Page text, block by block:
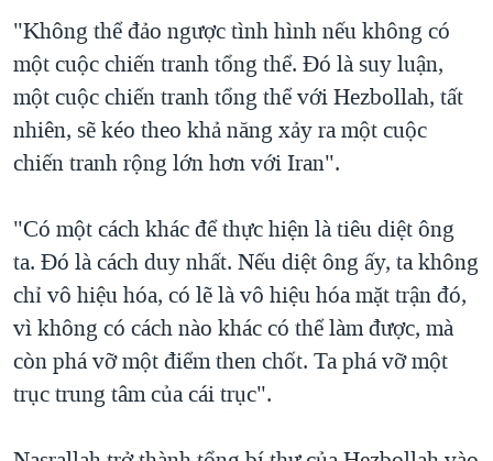
"Không thể đảo ngược tình hình nếu không có
một cuộc chiến tranh tổng thể. Đó là suy luận,
một cuộc chiến tranh tổng thể với Hezbollah, tất
nhiên, sẽ kéo theo khả năng xảy ra một cuộc
chiến tranh rộng lớn hơn với Iran".
"Có một cách khác để thực hiện là tiêu diệt ông
ta. Đó là cách duy nhất. Nếu diệt ông ấy, ta không
chỉ vô hiệu hóa, có lẽ là vô hiệu hóa mặt trận đó,
vì không có cách nào khác có thể làm được, mà
còn phá vỡ một điểm then chốt. Ta phá vỡ một
trục trung tâm của cái trục".